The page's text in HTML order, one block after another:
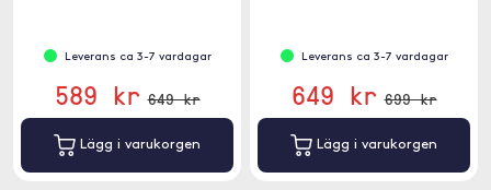
Leverans ca 3-7 vardagar
589 kr 649 kr
Lägg i varukorgen
Leverans ca 3-7 vardagar
649 kr 699 kr
Lägg i varukorgen